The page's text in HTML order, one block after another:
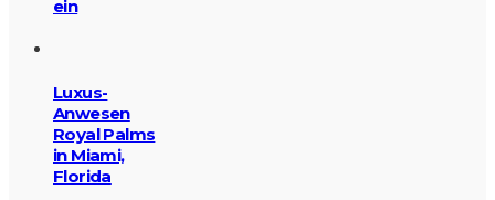
ein
Luxus-
Anwesen
Royal Palms
in Miami,
Florida